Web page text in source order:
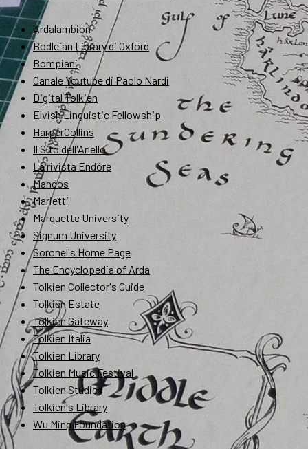
Ardalambion
Bodleian Library di Oxford
Bompiani
Canale Youtube di Paolo Nardi
Digital Tolkien
Elvish Linguistic Fellowship
HarperCollins
Il Sito dell'Anello
La rivista Endóre
Mandos
Marietti
Marquette University
Signum University
Soronel's Home Page
The Encyclopedia of Arda
Tolkien Collector's Guide
Tolkien Estate
Tolkien Gateway
Tolkien Italia
Tolkien Library
Tolkien Music Festival
Tolkien Studies
Tolkien's Library
Wu Ming Foundation